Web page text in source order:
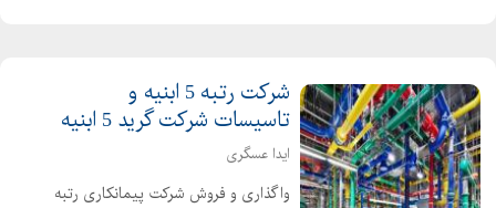
شرکت رتبه 5 ابنیه و
تاسیسات شرکت گرید 5 ابنیه
ایدا عسگری
واگذاری و فروش شرکت پیمانکاری رتبه